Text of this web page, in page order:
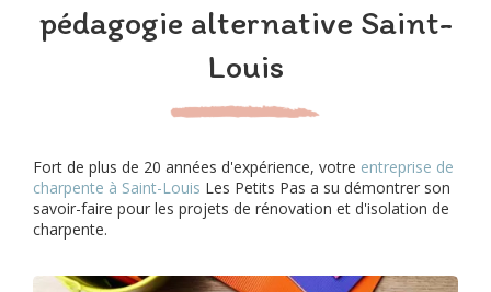
pédagogie alternative Saint-
Louis
Fort de plus de 20 années d'expérience, votre entreprise de
charpente à Saint-Louis Les Petits Pas a su démontrer son
savoir-faire pour les projets de rénovation et d'isolation de
charpente.